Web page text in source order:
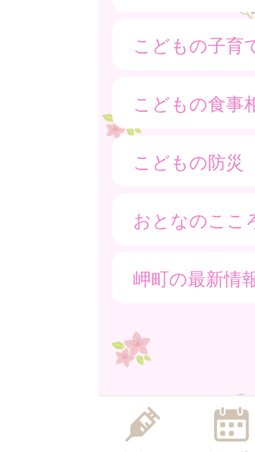
こどもの子育
こどもの食事
こどもの防災
おとなのここ
岬町の最新情